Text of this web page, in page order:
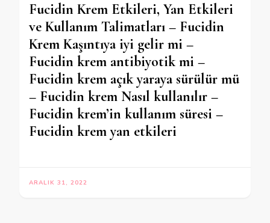
Fucidin Krem Etkileri, Yan Etkileri
ve Kullanım Talimatları – Fucidin
Krem Kaşıntıya iyi gelir mi –
Fucidin krem antibiyotik mi –
Fucidin krem açık yaraya sürülür mü
– Fucidin krem Nasıl kullanılır –
Fucidin krem’in kullanım süresi –
Fucidin krem yan etkileri
ARALIK 31, 2022